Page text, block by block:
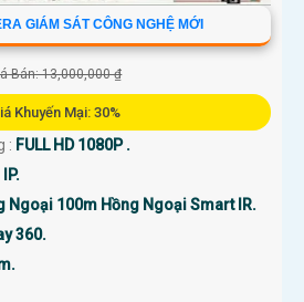
GIÁM SÁT CÔNG NGHỆ MỚI
Bán: 13,000,000 ₫
Khuyến Mại: 30%
: FULL HD 1080P .
IP.
Ngoại 100m Hồng Ngoại Smart IR.
360.